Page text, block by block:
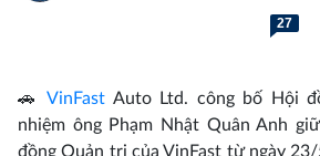
27
🚗 VinFast Auto Ltd. công bố Hội
nhiệm ông Phạm Nhật Quân Anh
đồng Quản trị của VinFast từ ngày